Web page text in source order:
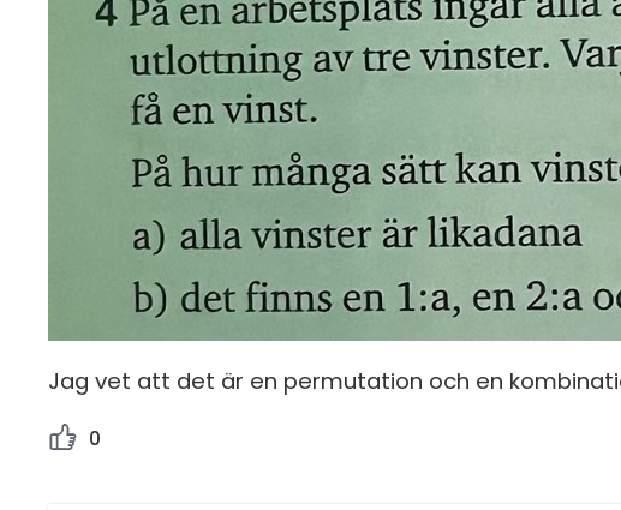
Jag vet att det är en permutation och en
0